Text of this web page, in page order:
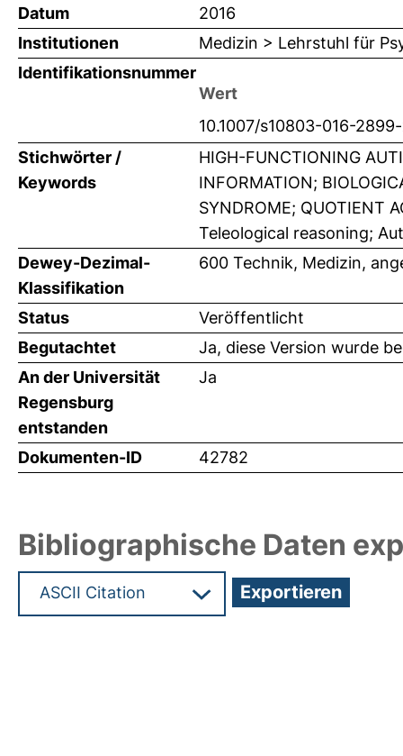
Datum
2016
Institutionen
Medizin > Lehrstuhl für
Identifikationsnummer
Wert
10.1007/s10803-016-
Stichwörter /
Keywords
HIGH-FUNCTIONING
INFORMATION;
SYNDROME; QUOTIENT
Teleological reasoning;
Dewey-Dezimal-
Klassifikation
600 Technik, Medizin,
Status
Veröffentlicht
Begutachtet
Ja, diese Version wurde
An der Universität
Regensburg
entstanden
Ja
Dokumenten-ID 42782
Bibliographische Daten